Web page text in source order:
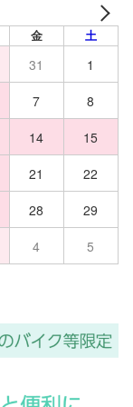
金 土
31
1
7
8
14
15
21
22
28
29
4 5